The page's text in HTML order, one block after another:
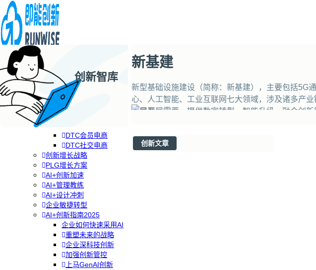
企业AI+创新
AI+创新战略
品牌DTC方案
RGM增长方案
DTC会员电商
DTC社交电商
创新增长战略
PLG增长方案
AI+创新加速
AI+管理教练
AI+设计冲刺
企业敏捷转型
AI+创新指南2025
企业如何快速采用AI
重塑未来的战略
企业深科技创新
加强创新管控
上马GenAI创新
创新智库
专题 分类 专栏
新基建
新型基础设施建设（简称：新基建），主要包括5G
心、人工智能、工业互联网七大领域，涉及诸多产
质量发展需要，提供数字转型、智能升级、融合创新
创新文章